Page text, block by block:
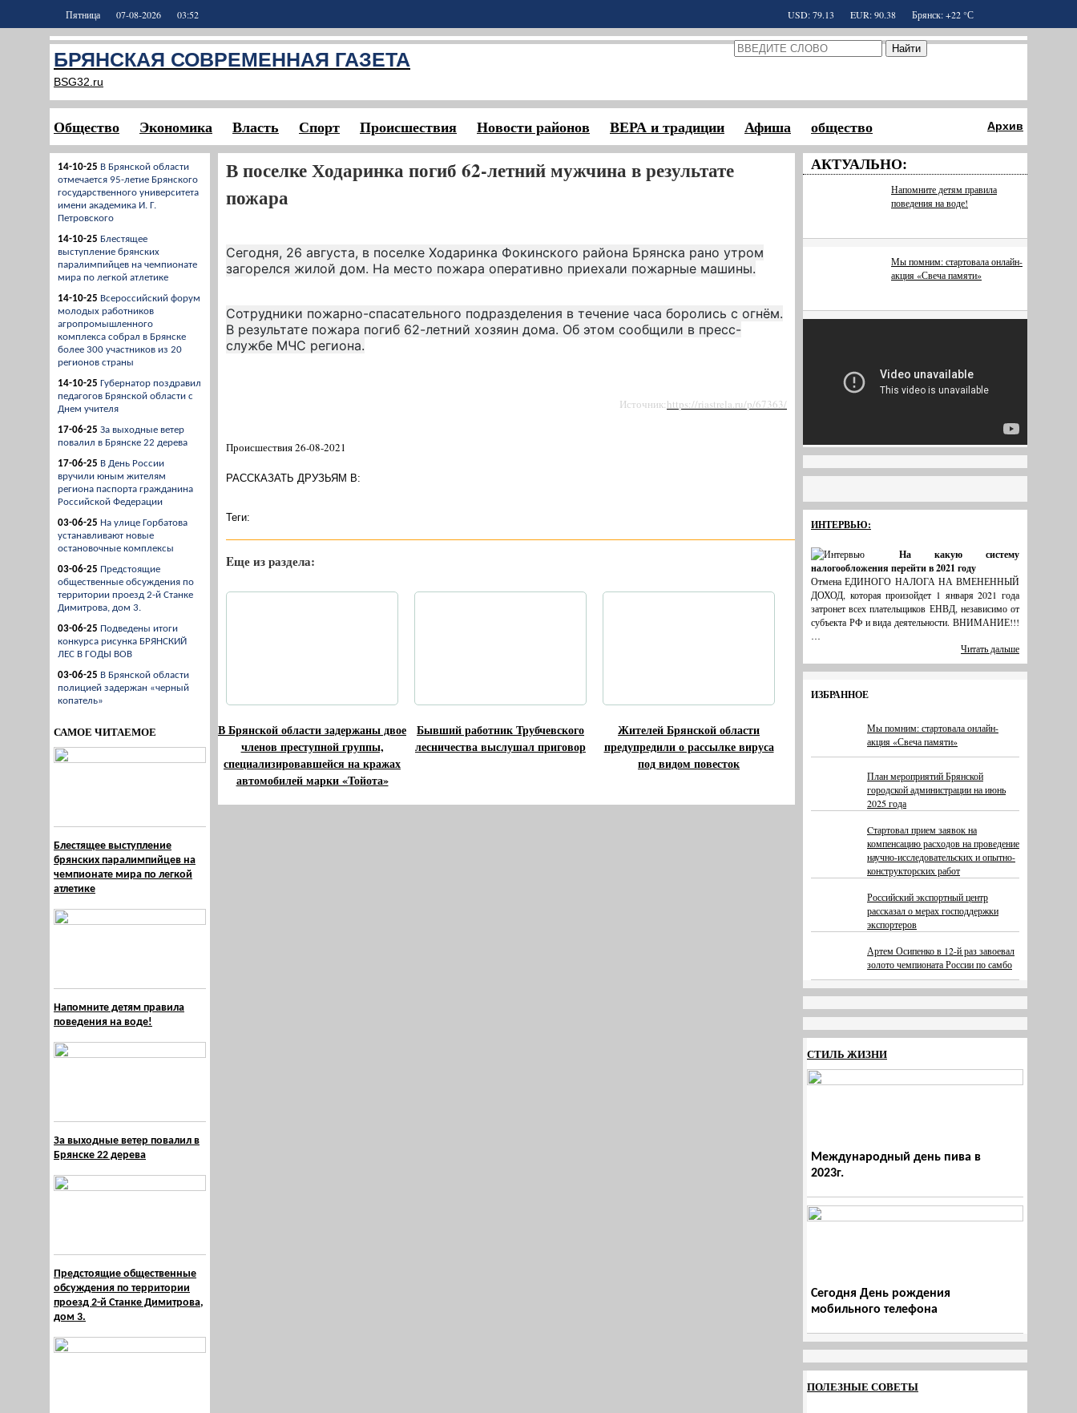
Пятница 07-08-2026 03:52 USD: 79.13 EUR: 90.38 Брянск: +22 °С
БРЯНСКАЯ СОВРЕМЕННАЯ ГАЗЕТА
BSG32.ru
Общество Экономика Власть Спорт Происшествия Новости районов ВЕРА и традиции Афиша общество Архив
14-10-25 В Брянской области
отмечается 95-летие Брянского
государственного университета
имени академика И. Г.
Петровского
14-10-25 Блестящее
выступление брянских
паралимпийцев на чемпионате
мира по легкой атлетике
14-10-25 Всероссийский форум
молодых работников
агропромышленного
комплекса собрал в Брянске
более 300 участников из 20
регионов страны
14-10-25 Губернатор поздравил
педагогов Брянской области с
Днем учителя
17-06-25 За выходные ветер
повалил в Брянске 22 дерева
17-06-25 В День России
вручили юным жителям
региона паспорта гражданина
Российской Федерации
03-06-25 На улице Горбатова
устанавливают новые
остановочные комплексы
03-06-25 Предстоящие
общественные обсуждения по
территории проезд 2-й Станке
Димитрова, дом 3.
03-06-25 Подведены итоги
конкурса рисунка БРЯНСКИЙ
ЛЕС В ГОДЫ ВОВ
03-06-25 В Брянской области
полицией задержан «черный
копатель»
САМОЕ ЧИТАЕМОЕ
Блестящее выступление
брянских паралимпийцев на
чемпионате мира по легкой
атлетике
Напомните детям правила
поведения на воде!
За выходные ветер повалил в
Брянске 22 дерева
Предстоящие общественные
обсуждения по территории
проезд 2-й Станке Димитрова,
дом 3.
В поселке Ходаринка погиб 62-летний мужчина в результате
пожара
Сегодня, 26 августа, в поселке Ходаринка Фокинского района Брянска рано утром
загорелся жилой дом. На место пожара оперативно приехали пожарные машины.
Сотрудники пожарно-спасательного подразделения в течение часа боролись с огнём.
В результате пожара погиб 62-летний хозяин дома. Об этом сообщили в пресс-
службе МЧС региона.
Источник:https://riastrela.ru/p/67363/
Происшествия 26-08-2021
РАССКАЗАТЬ ДРУЗЬЯМ В:
Теги:
Eще из раздела:
В Брянской области задержаны двое
членов преступной группы,
специализировавшейся на кражах
автомобилей марки «Тойота»
Бывший работник Трубчевского
лесничества выслушал приговор
Жителей Брянской области
предупредили о рассылке вируса
под видом повесток
АКТУАЛЬНО:
Напомните детям правила
поведения на воде!
Мы помним: стартовала онлайн-
акция «Свеча памяти»
ИНТЕРВЬЮ:
На какую систему
налогообложения перейти в 2021 году
Отмена ЕДИНОГО НАЛОГА НА ВМЕНЕННЫЙ
ДОХОД, которая произойдет 1 января 2021 года
затронет всех плательщиков ЕНВД, независимо от
субъекта РФ и вида деятельности. ВНИМАНИЕ!!!
…
Читать дальше
ИЗБРАННОЕ
Мы помним: стартовала онлайн-
акция «Свеча памяти»
План мероприятий Брянской
городской администрации на июнь
2025 года
Cтартовал прием заявок на
компенсацию расходов на проведение
научно-исследовательских и опытно-
конструкторских работ
Российский экспортный центр
рассказал о мерах господдержки
экспортеров
Артем Осипенко в 12-й раз завоевал
золото чемпионата России по самбо
СТИЛЬ ЖИЗНИ
Международный день пива в
2023г.
Сегодня День рождения
мобильного телефона
ПОЛЕЗНЫЕ СОВЕТЫ